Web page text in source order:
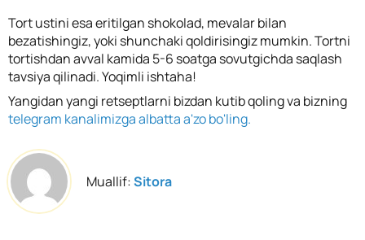
Tort ustini esa eritilgan shokolad, mevalar bilan
bezatishingiz, yoki shunchaki qoldirisingiz mumkin. Tortni
tortishdan avval kamida 5-6 soatga sovutgichda saqlash
tavsiya qilinadi. Yoqimli ishtaha!
Yangidan yangi retseptlarni bizdan kutib qoling va bizning
telegram kanalimizga albatta a'zo bo'ling.
Muallif:Sitora